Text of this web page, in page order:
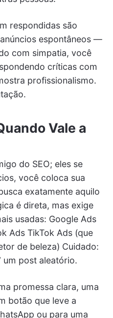
respondidas são
espontâneos —
com simpatia, você
críticas com
profissionalismo.
Vale a
do SEO; eles se
você coloca sua
exatamente aquilo
é direta, mas exige
usadas: Google Ads
Ads TikTok Ads (que
de beleza) Cuidado:
um post aleatório.
promessa clara, uma
botão que leve a
ou para uma